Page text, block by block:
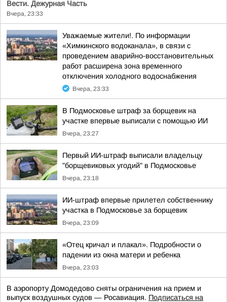
Вести. Дежурная Часть
Вчера, 23:33
Уважаемые жители!. По информации
«Химкинского водоканала», в связи с
проведением аварийно-восстановительных
работ расширена зона временного
отключения холодного водоснабжения
Вчера, 23:33
В Подмосковье штраф за борщевик на
участке впервые выписали с помощью ИИ
Вчера, 23:27
Первый ИИ-штраф выписали владельцу
"борщевиковых угодий" в Подмосковье
Вчера, 23:18
ИИ-штраф впервые прилетел собственнику
участка в Подмосковье за борщевик
Вчера, 23:09
«Отец кричал и плакал». Подробности о
падении из окна матери и ребенка
Вчера, 23:03
В аэропорту Домодедово сняты ограничения на прием и
выпуск воздушных судов — Росавиация. Подписаться на